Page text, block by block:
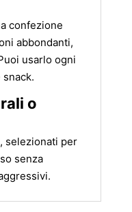
confezione
abbondanti,
usarlo ogni
o
selezionati per
senza